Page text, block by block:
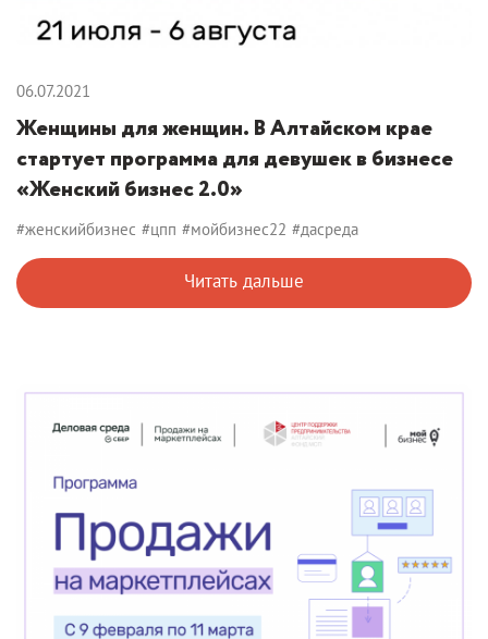
06.07.2021
Женщины для женщин. В Алтайском крае
стартует программа для девушек в бизнесе
«Женский бизнес 2.0»
#женскийбизнес #цпп #мойбизнес22 #дасреда
Читать дальше